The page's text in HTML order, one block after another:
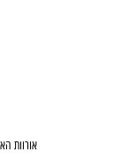
אורוות